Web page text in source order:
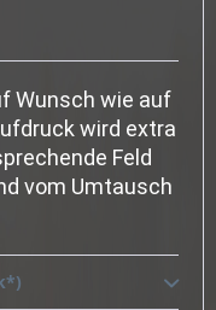
Wunsch wie auf
wird extra
Feld
vom Umtausch